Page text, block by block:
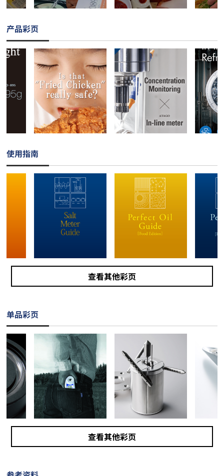
产品彩页
使用指南
查看其他彩页
单品彩页
查看其他彩页